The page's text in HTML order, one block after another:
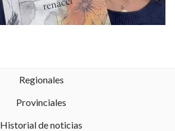
Regionales
Provinciales
Historial de noticias